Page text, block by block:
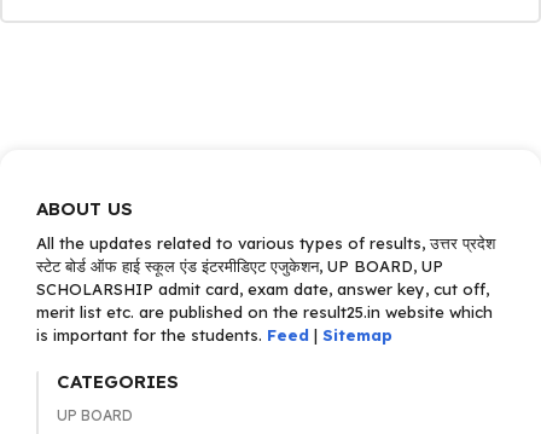
ABOUT US
All the updates related to various types of results, उत्तर प्रदेश
स्टेट बोर्ड ऑफ हाई स्कूल एंड इंटरमीडिएट एजुकेशन, UP BOARD, UP
SCHOLARSHIP admit card, exam date, answer key, cut off,
merit list etc. are published on the result25.in website which
is important for the students. Feed | Sitemap
CATEGORIES
UP BOARD